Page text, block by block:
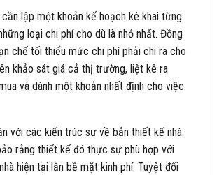
lập một khoản kế hoạch kê khai từng
loại chi phí cho dù là nhỏ nhất. Đồng
chế tối thiểu mức chi phí phải chi ra cho
khảo sát giá cả thị trường, liệt kê ra
và dành một khoản nhất định cho việc
với các kiến trúc sư về bản thiết kế nhà.
rằng thiết kế đó thực sự phù hợp với
hiện tại lẫn bề mặt kinh phí. Tuyệt đối